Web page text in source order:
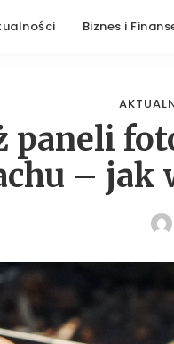
Biznes i
paneli
– jak